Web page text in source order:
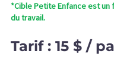
*Cible Petite Enfance est
du travail.
Tarif : 15 $ /